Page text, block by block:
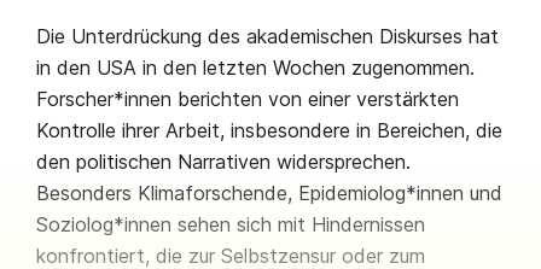
Die Unterdrückung des akademischen Diskurses hat
in den USA in den letzten Wochen zugenommen.
Forscher*innen berichten von einer verstärkten
Kontrolle ihrer Arbeit, insbesondere in Bereichen, die
den politischen Narrativen widersprechen.
Besonders Klimaforschende, Epidemiolog*innen und
Soziolog*innen sehen sich mit Hindernissen
konfrontiert, die zur Selbstzensur oder zum